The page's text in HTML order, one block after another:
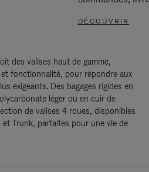
DÉCOUVRIR
des valises haut de gamme,
fonctionnalité, pour répondre aux
exigeants. Des bagages rigides en
léger ou en cuir de
de valises 4 roues, disponibles
Trunk, parfaites pour une vie de